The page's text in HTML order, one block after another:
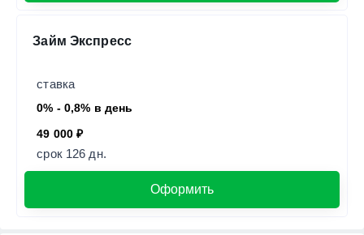
Займ Экспресс
ставка
0% - 0,8% в день
49 000 ₽
срок 126 дн.
Оформить